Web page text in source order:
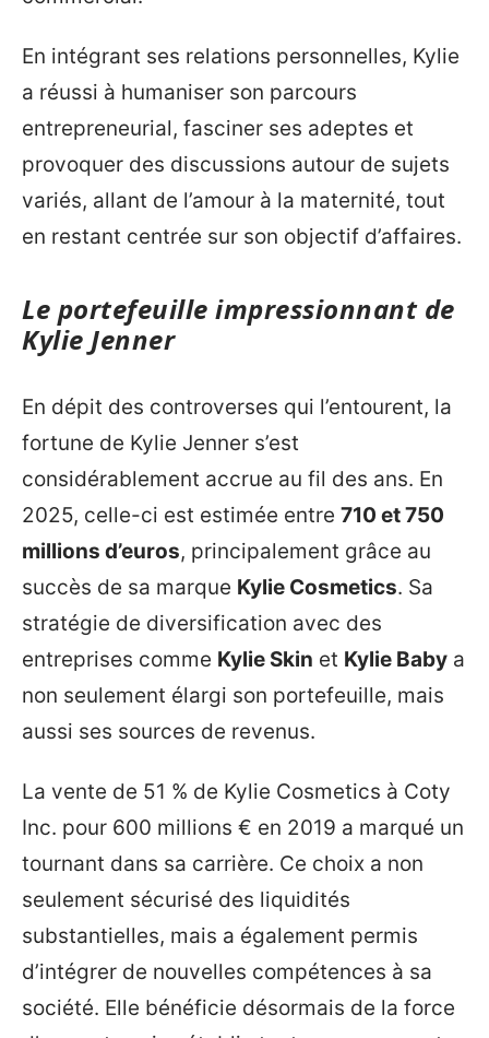
En intégrant ses relations personnelles, Kylie
a réussi à humaniser son parcours
entrepreneurial, fasciner ses adeptes et
provoquer des discussions autour de sujets
variés, allant de l’amour à la maternité, tout
en restant centrée sur son objectif d’affaires.
Le portefeuille impressionnant de
Kylie Jenner
En dépit des controverses qui l’entourent, la
fortune de Kylie Jenner s’est
considérablement accrue au fil des ans. En
2025, celle-ci est estimée entre 710 et 750
millions d’euros, principalement grâce au
succès de sa marque Kylie Cosmetics. Sa
stratégie de diversification avec des
entreprises comme Kylie Skin et Kylie Baby a
non seulement élargi son portefeuille, mais
aussi ses sources de revenus.
La vente de 51 % de Kylie Cosmetics à Coty
Inc. pour 600 millions € en 2019 a marqué un
tournant dans sa carrière. Ce choix a non
seulement sécurisé des liquidités
substantielles, mais a également permis
d’intégrer de nouvelles compétences à sa
société. Elle bénéficie désormais de la force